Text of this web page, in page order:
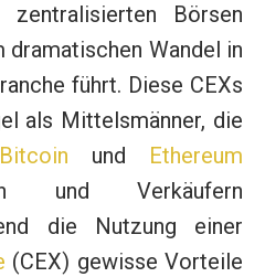
Börsen
dramatischen Wandel in
führt. Diese CEXs
als Mittelsmänner, die
Bitcoin und Ethereum
und Verkäufern
die Nutzung einer
(CEX) gewisse Vorteile